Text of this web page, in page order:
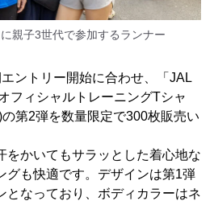
親子3世代で参加するランナー
ントリー開始に合わせ、「JAL
フィシャルトレーニングTシャ
第2弾を数量限定で300枚販売い
をかいてもサラッとした着心地な
グも快適です。デザインは第1弾
となっており、ボディカラーはネ